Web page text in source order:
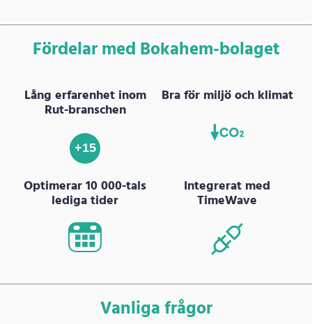
Fördelar med Bokahem-bolaget
Lång erfarenhet inom
Rut-branschen
+15
Bra för miljö och klimat
Optimerar 10 000-tals
lediga tider
Integrerat med
TimeWave
Vanliga frågor